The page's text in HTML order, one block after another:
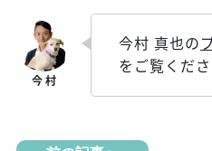
今村 真也の
をご覧くださ